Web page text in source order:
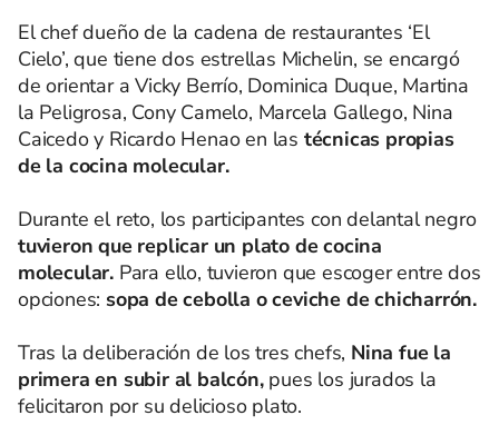
El chef dueño de la cadena de restaurantes ‘El
Cielo’, que tiene dos estrellas Michelin, se encargó
de orientar a Vicky Berrío, Dominica Duque, Martina
la Peligrosa, Cony Camelo, Marcela Gallego, Nina
Caicedo y Ricardo Henao en las técnicas propias
de la cocina molecular.
Durante el reto, los participantes con delantal negro
tuvieron que replicar un plato de cocina
molecular. Para ello, tuvieron que escoger entre dos
opciones: sopa de cebolla o ceviche de chicharrón.
Tras la deliberación de los tres chefs, Nina fue la
primera en subir al balcón, pues los jurados la
felicitaron por su delicioso plato.